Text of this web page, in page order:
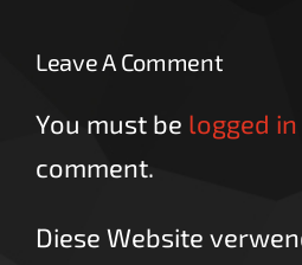
Leave A Comment
You must be logged in
comment.
Diese Website